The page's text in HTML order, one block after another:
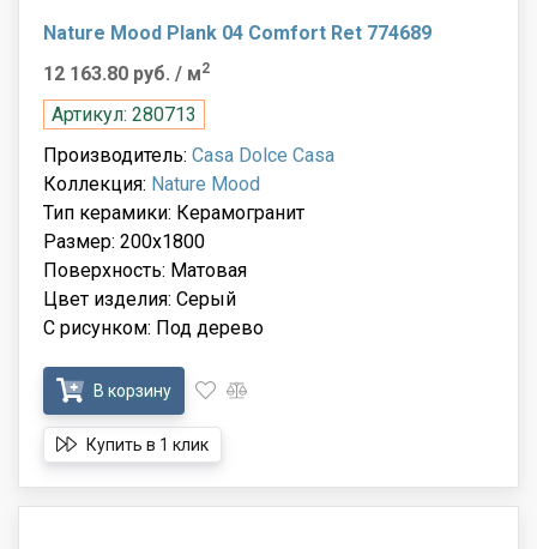
Nature Mood Plank 04 Comfort Ret 774689
12 163.80 руб. / м2
Артикул: 280713
Производитель: Casa Dolce Casa
Коллекция: Nature Mood
Тип керамики: Керамогранит
Размер: 200x1800
Поверхность: Матовая
Цвет изделия: Серый
С рисунком: Под дерево
В корзину
Купить в 1 клик